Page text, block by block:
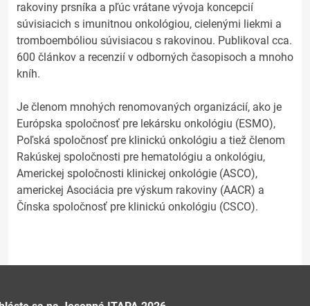
rakoviny prsníka a pľúc vrátane vývoja koncepcií
súvisiacich s imunitnou onkológiou, cielenými liekmi a
tromboembóliou súvisiacou s rakovinou. Publikoval cca.
600 článkov a recenzií v odborných časopisoch a mnoho
kníh.
Je členom mnohých renomovaných organizácií, ako je
Európska spoločnosť pre lekársku onkológiu (ESMO),
Poľská spoločnosť pre klinickú onkológiu a tiež členom
Rakúskej spoločnosti pre hematológiu a onkológiu,
Americkej spoločnosti klinickej onkológie (ASCO),
americkej Asociácia pre výskum rakoviny (AACR) a
Čínska spoločnosť pre klinickú onkológiu (CSCO).